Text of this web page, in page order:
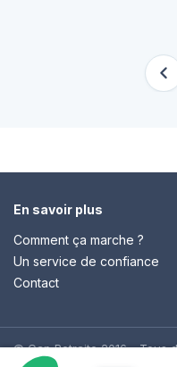
En savoir plus
Comment ça marche ?
Un service de confiance
Contact
© Cap Retraite 2016 - Tous
Espace emploi